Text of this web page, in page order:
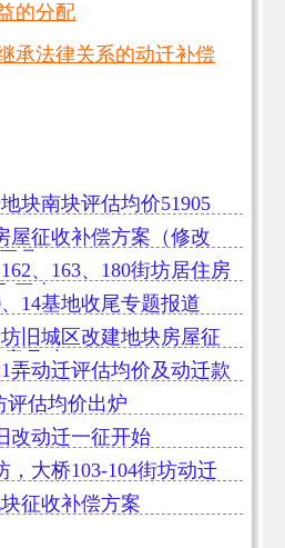
的分配
承法律关系的动迁补偿
块南块评估均价51905
屋征收补偿方案（修改
具、163、180街坊居住房
/平米
14基地收尾专题报道
旧城区改建地块房屋征
意见稿）
弄动迁评估均价及动迁款
评估均价出炉
改动迁一征开始
，大桥103-104街坊动迁
征收补偿方案